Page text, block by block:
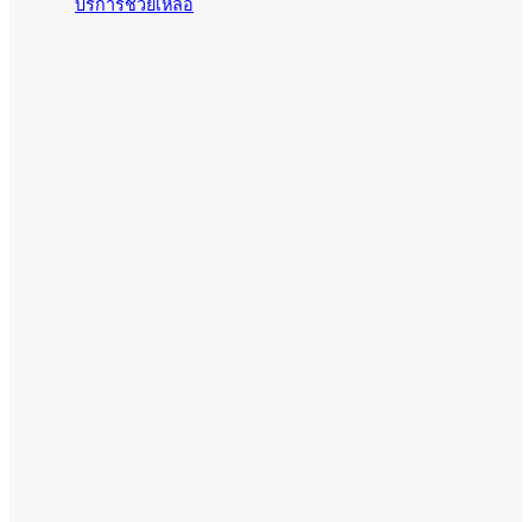
บริการช่วยเหลือ